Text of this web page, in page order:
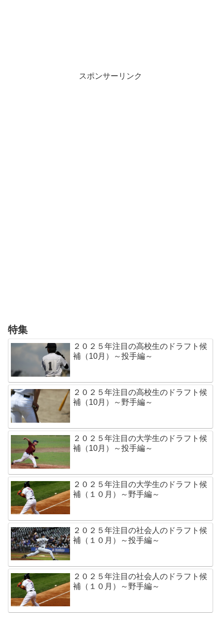
スポンサーリンク
特集
２０２５年注目の高校生のドラフト候
補（10月）～投手編～
２０２５年注目の高校生のドラフト候
補（10月）～野手編～
２０２５年注目の大学生のドラフト候
補（10月）～投手編～
２０２５年注目の大学生のドラフト候
補（１０月）～野手編～
２０２５年注目の社会人のドラフト候
補（１０月）～投手編～
２０２５年注目の社会人のドラフト候
補（１０月）～野手編～